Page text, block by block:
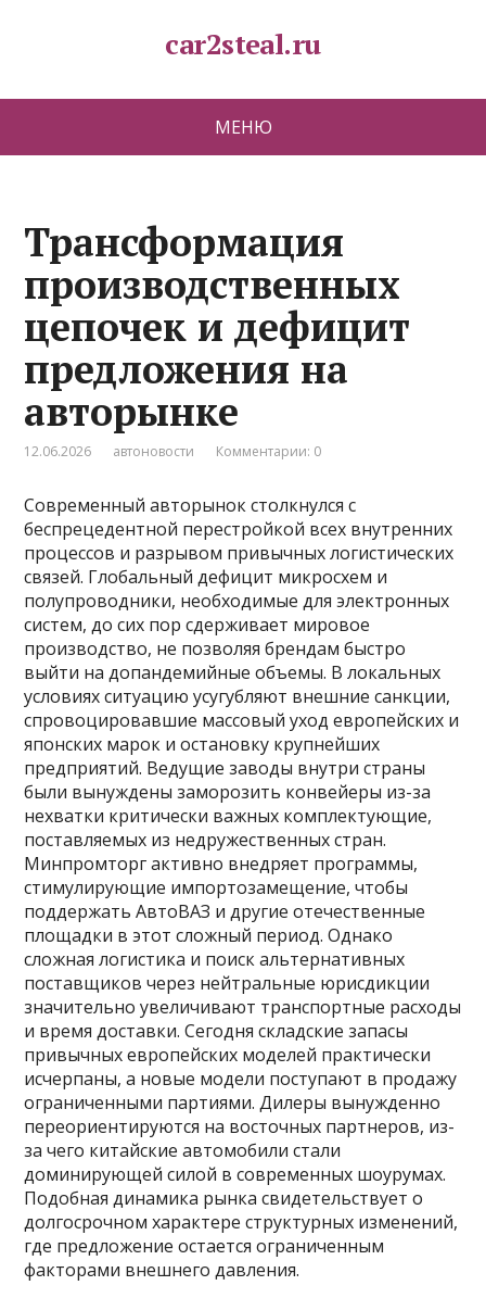
car2steal.ru
МЕНЮ
Трансформация
производственных
цепочек и дефицит
предложения на
авторынке
12.06.2026 автоновости Комментарии: 0
Современный авторынок столкнулся с
беспрецедентной перестройкой всех внутренних
процессов и разрывом привычных логистических
связей. Глобальный дефицит микросхем и
полупроводники, необходимые для электронных
систем, до сих пор сдерживает мировое
производство, не позволяя брендам быстро
выйти на допандемийные объемы. В локальных
условиях ситуацию усугубляют внешние санкции,
спровоцировавшие массовый уход европейских и
японских марок и остановку крупнейших
предприятий. Ведущие заводы внутри страны
были вынуждены заморозить конвейеры из-за
нехватки критически важных комплектующие,
поставляемых из недружественных стран.
Минпромторг активно внедряет программы,
стимулирующие импортозамещение, чтобы
поддержать АвтоВАЗ и другие отечественные
площадки в этот сложный период. Однако
сложная логистика и поиск альтернативных
поставщиков через нейтральные юрисдикции
значительно увеличивают транспортные расходы
и время доставки. Сегодня складские запасы
привычных европейских моделей практически
исчерпаны, а новые модели поступают в продажу
ограниченными партиями. Дилеры вынужденно
переориентируются на восточных партнеров, из-
за чего китайские автомобили стали
доминирующей силой в современных шоурумах.
Подобная динамика рынка свидетельствует о
долгосрочном характере структурных изменений,
где предложение остается ограниченным
факторами внешнего давления.